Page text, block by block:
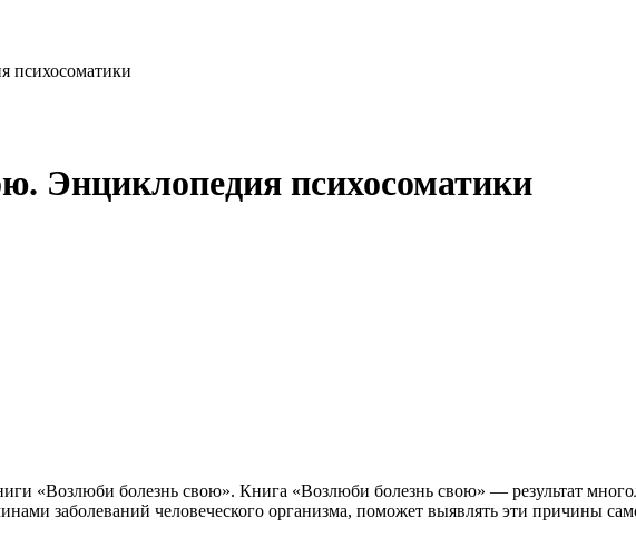
психосоматики
Энциклопедия психосоматики
«Возлюби болезнь свою». Книга «Возлюби болезнь свою» — результат
заболеваний человеческого организма, поможет выявлять эти причины